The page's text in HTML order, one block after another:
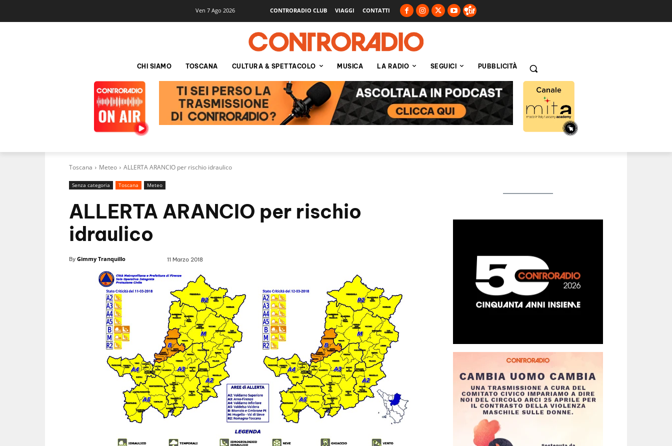
Ven 7 Ago 2026 CONTRORADIO CLUB VIAGGI CONTATTI
CHI SIAMO TOSCANA CULTURA & SPETTACOLO MUSICA LA RADIO SEGUICI PUBBLICITÀ
Toscana Meteo ALLERTA ARANCIO per rischio idraulico
Senza categoria Toscana Meteo
ALLERTA ARANCIO per rischio
idraulico
By Gimmy Tranquillo 11 Marzo 2018